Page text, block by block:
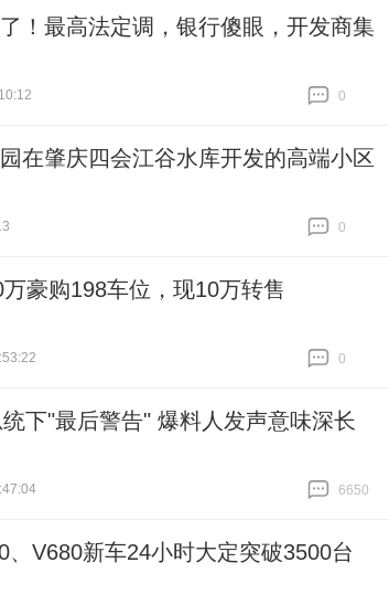
！最高法定调，银行傻眼，开发商集
0
在肇庆四会江谷水库开发的高端小区
0
豪购198车位，现10万转售
0
下"最后警告" 爆料人发声意味深长
6650
、V680新车24小时大定突破3500台